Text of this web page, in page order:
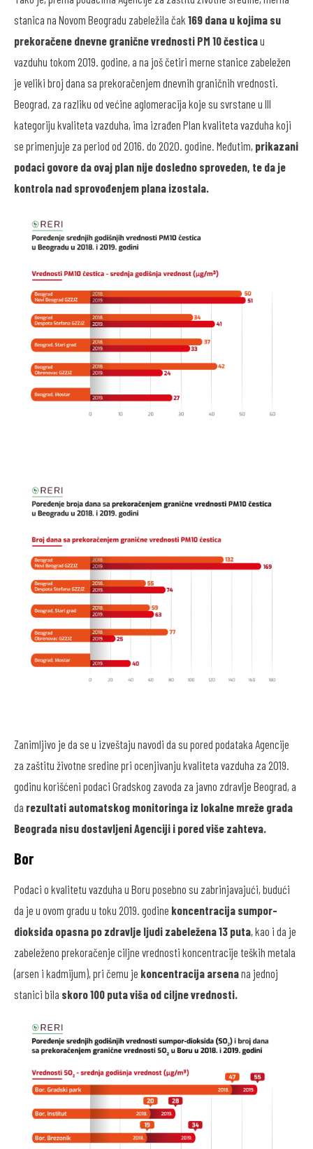
stanica na Novom Beogradu zabeležila čak 169 dana u kojima su
prekoračene dnevne granične vrednosti PM 10 česticau
vazduhu tokom 2019. godine, a na još četiri merne stanice zabeležen
je veliki broj dana sa prekoračenjem dnevnih graničnih vrednosti.
Beograd, za razliku od većine aglomeracija koje su svrstane u III
kategoriju kvaliteta vazduha, ima izrađen Plan kvaliteta vazduha koji
se primenjuje za period od 2016. do 2020. godine. Međutim, prikazani
podaci govore da ovaj plan nije dosledno sproveden, te da je
kontrola nad sprovođenjem plana izostala.
Zanimljivo je da se u izveštaju navodi da su pored podataka Agencije
za zaštitu životne sredine pri ocenjivanju kvaliteta vazduha za 2019.
godinu korišćeni podaci Gradskog zavoda za javno zdravlje Beograd, a
da rezultati automatskog monitoringa iz lokalne mreže grada
Beograda nisu dostavljeniAgenciji i pored više zahteva.
Bor
Podaci o kvalitetu vazduha u Boru posebno su zabrinjavajući, budući
da je u ovom gradu u toku 2019. godine koncentracija sumpor-
dioksida opasna po zdravlje ljudi zabeležena 13 puta, kao i da je
zabeleženo prekoračenje ciljne vrednosti koncentracije teških metala
(arsen i kadmijum), pri čemu je koncentracija arsenana jednoj
stanici bila skoro 100 puta viša od ciljne vrednosti.